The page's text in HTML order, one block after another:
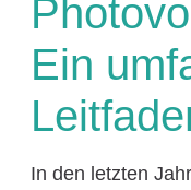
Ein
In den letzten